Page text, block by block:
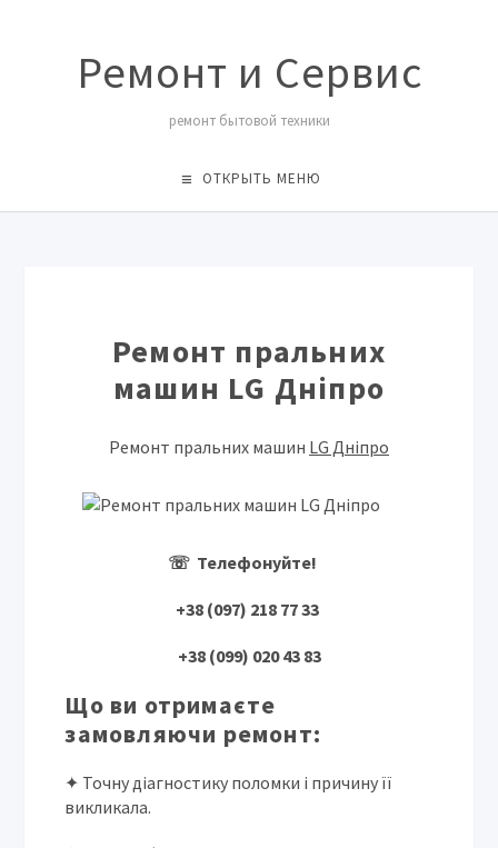
Ремонт и Сервис
ремонт бытовой техники
ОТКРЫТЬ МЕНЮ
Ремонт пральних
машин LG Дніпро
Ремонт пральних машин LG Дніпро
☏ Телефонуйте!
+38 (097) 218 77 33
+38 (099) 020 43 83
Що ви отримаєте
замовляючи ремонт:
✦ Точну діагностику поломки і причину її
викликала.